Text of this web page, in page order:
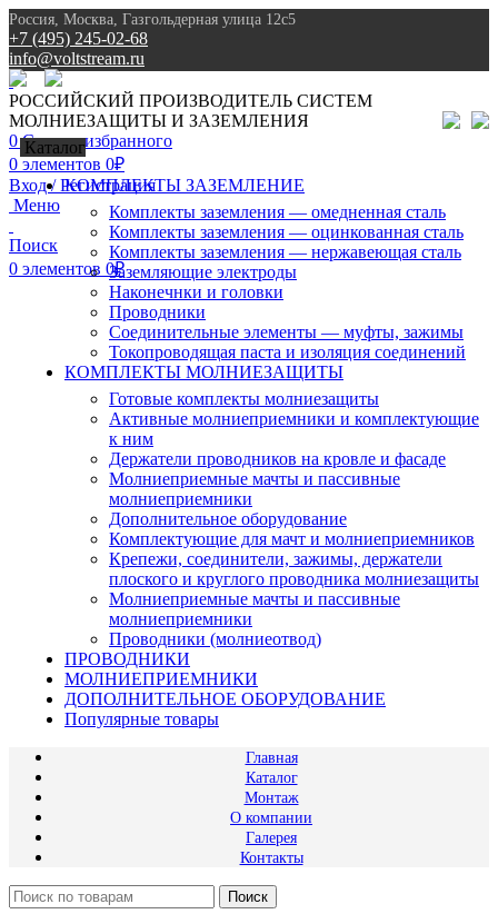
Россия, Москва, Газгольдерная улица 12с5
+7 (495) 245-02-68
info@voltstream.ru
8 (495) 245-02-68
РОССИЙСКИЙ ПРОИЗВОДИТЕЛЬ СИСТЕМ
МОЛНИЕЗАЩИТЫ И ЗАЗЕМЛЕНИЯ
0Список избранного
0 элементов 0₽
Вход / Регистрация
Меню
Поиск
0 элементов 0₽
Каталог
КОМПЛЕКТЫ ЗАЗЕМЛЕНИЕ
Комплекты заземления — омедненная сталь
Комплекты заземления — оцинкованная сталь
Комплекты заземления — нержавеющая сталь
Заземляющие электроды
Наконечнки и головки
Проводники
Соединительные элементы — муфты, зажимы
Токопроводящая паста и изоляция соединений
КОМПЛЕКТЫ МОЛНИЕЗАЩИТЫ
Готовые комплекты молниезащиты
Активные молниеприемники и комплектующие
к ним
Держатели проводников на кровле и фасаде
Молниеприемные мачты и пассивные
молниеприемники
Дополнительное оборудование
Комплектующие для мачт и молниеприемников
Крепежи, соединители, зажимы, держатели
плоского и круглого проводника молниезащиты
Молниеприемные мачты и пассивные
молниеприемники
Проводники (молниеотвод)
ПРОВОДНИКИ
МОЛНИЕПРИЕМНИКИ
ДОПОЛНИТЕЛЬНОЕ ОБОРУДОВАНИЕ
Популярные товары
Главная
Каталог
Монтаж
О компании
Галерея
Контакты
Поиск